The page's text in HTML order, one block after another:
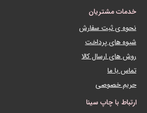
خدمات مشتریان
نحوه ی ثبت سفارش
شیوه های پرداخت
روش های ارسال کالا
تماس با ما
حریم خصوصی
ارتباط با چاپ سینا